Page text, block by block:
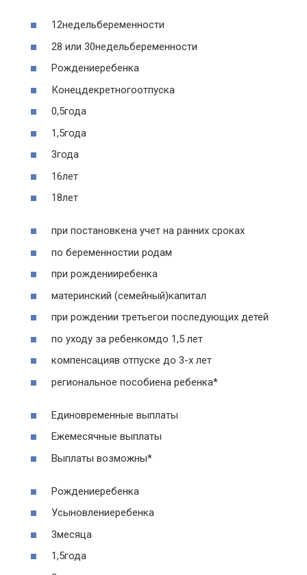
12недельбеременности
28 или 30недельбеременности
Рождениеребенка
Конецдекретногоотпуска
0,5года
1,5года
3года
16лет
18лет
при постановкена учет на ранних сроках
по беременностии родам
при рожденииребенка
материнский (семейный)капитал
при рождении третьегои последующих детей
по уходу за ребенкомдо 1,5 лет
компенсацияв отпуске до 3-х лет
региональное пособиена ребенка*
Единовременные выплаты
Ежемесячные выплаты
Выплаты возможны*
Рождениеребенка
Усыновлениеребенка
3месяца
1,5года